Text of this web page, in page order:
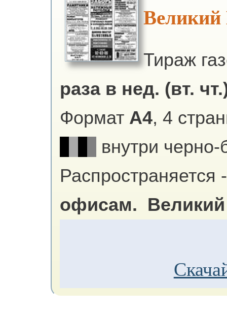
Великий
Тираж
раза в нед. (вт.
Формат А4, 4
внутри черно-
Распространяется -
офисам.